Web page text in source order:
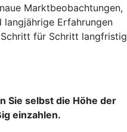
Marktbeobachtungen,
langjährige Erfahrungen
für Schritt langfristig
Sie selbst die Höhe der
einzahlen.